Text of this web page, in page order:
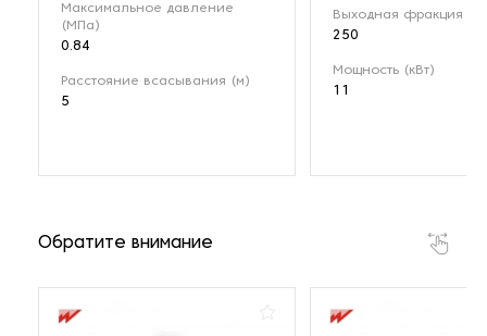
Максимальное давление
(МПа)
0.84
Расстояние всасывания (м)
5
Выходная фракция
250
Мощность (кВт)
11
Обратите внимание